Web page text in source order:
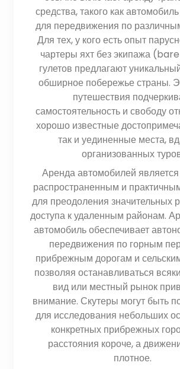
средства, такого как
для передвижения по
Для тех, у кого есть опыт
чартеры яхт без экипажа
гулетов предлагают
обширное побережье страны.
путешествия
самостоятельность и свободу
хорошо известные
так и уединенные места,
организованных
Аренда автомобилей
распространенным и
для преодоления значительных
доступа к удаленным районам.
автомобиль обеспечивает
передвижения по горным
прибрежным дорогам и
позволяя останавливаться
вид или местный рынок
внимание. Скутеры могут быть
для исследования небольших
конкретных прибрежных
расстояния короче, а
плотное.